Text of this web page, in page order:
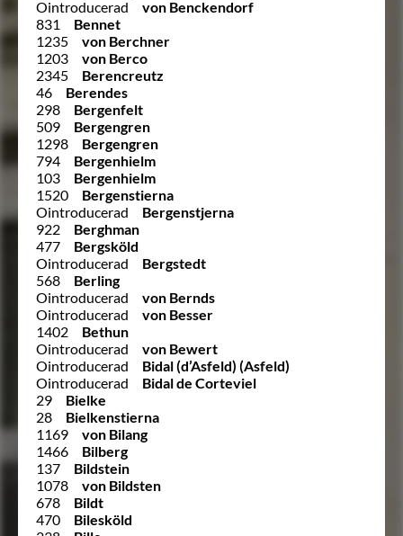
Ointroducerad
von Benckendorf
831
Bennet
1235
von Berchner
1203
von Berco
2345
Berencreutz
46
Berendes
298
Bergenfelt
509
Bergengren
1298
Bergengren
794
Bergenhielm
103
Bergenhielm
1520
Bergenstierna
Ointroducerad
Bergenstjerna
922
Berghman
477
Bergsköld
Ointroducerad
Bergstedt
568
Berling
Ointroducerad
von Bernds
Ointroducerad
von Besser
1402
Bethun
Ointroducerad
von Bewert
Ointroducerad
Bidal (d’Asfeld) (Asfeld)
Ointroducerad
Bidal de Corteviel
29
Bielke
28
Bielkenstierna
1169
von Bilang
1466
Bilberg
137
Bildstein
1078
von Bildsten
678
Bildt
470
Bilesköld